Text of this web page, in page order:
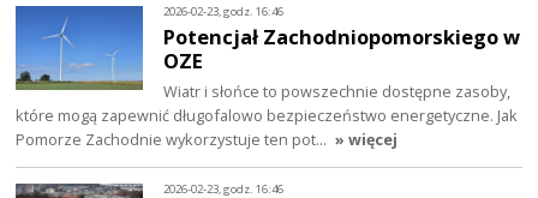
2026-02-23, godz. 16:46
Potencjał Zachodniopomorskiego w
OZE
Wiatr i słońce to powszechnie dostępne zasoby,
które mogą zapewnić długofalowo bezpieczeństwo energetyczne. Jak
Pomorze Zachodnie wykorzystuje ten pot… » więcej
2026-02-23, godz. 16:46